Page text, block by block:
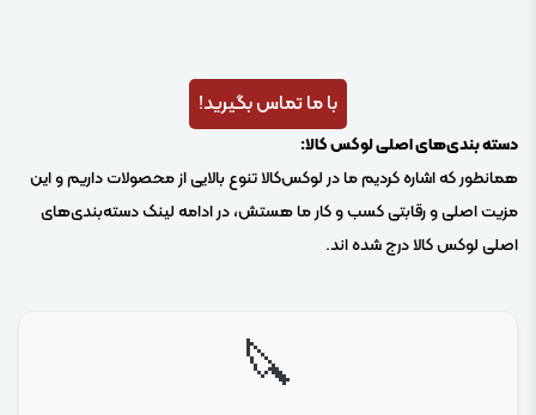
با ما تماس بگیرید!
دسته بندی‌های اصلی لوکس کالا:
همانطور که اشاره کردیم ما در لوکس‌کالا تنوع بالایی از محصولات داریم و این
مزیت اصلی و رقابتی کسب و کار ما هستش، در ادامه لینک دسته‌بندی‌های
اصلی لوکس کالا درج شده اند.
🔪